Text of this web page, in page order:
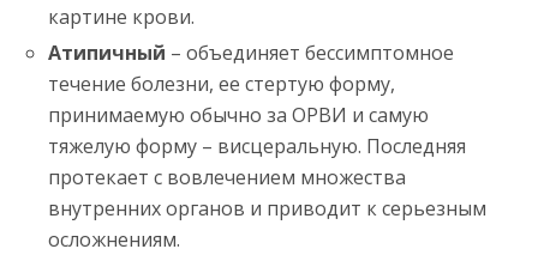
картине крови.
Атипичный – объединяет бессимптомное
течение болезни, ее стертую форму,
принимаемую обычно за ОРВИ и самую
тяжелую форму – висцеральную. Последняя
протекает с вовлечением множества
внутренних органов и приводит к серьезным
осложнениям.